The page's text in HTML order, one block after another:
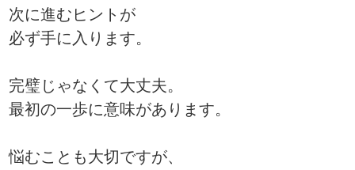
次に進むヒントが
必ず手に入ります。
完璧じゃなくて大丈夫。
最初の一歩に意味があります。
悩むことも大切ですが、